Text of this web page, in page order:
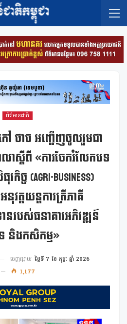
ព័ត៌មានជាតិ
ថាច អញ្ជើញចូលរួមជា
ាស្តីពី «ការចែករំលែកបទ
ច្ច (Agri-Business)
នុវត្តយន្តការត្រីភាគី
នរបស់ធនាគារអភិវឌ្ឍន៍
និងកសិកម្ម»
ចេញផ្សាយ ថ្ងៃទី 7 ខែ កុម្ភៈ ឆ្នាំ 2026
1,177